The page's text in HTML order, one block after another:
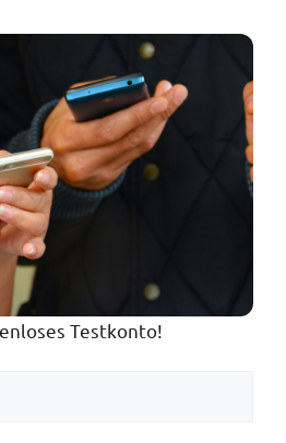
Testkonto!